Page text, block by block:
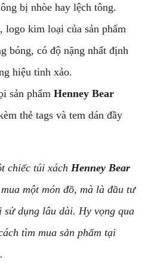
bị nhòe hay lệch tông.
logo kim loại của sản phẩm
bóng, có độ nặng nhất định
hiệu tinh xảo.
sản phẩm Henney Bear
thẻ tags và tem dán đầy
chiếc túi xách Henney Bear
một món đồ, mà là đầu tư
dụng lâu dài. Hy vọng qua
tìm mua sản phẩm tại